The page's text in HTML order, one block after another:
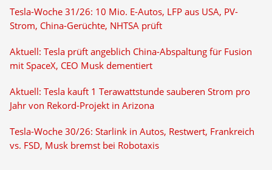
Tesla-Woche 31/26: 10 Mio. E-Autos, LFP aus USA, PV-
Strom, China-Gerüchte, NHTSA prüft
Aktuell: Tesla prüft angeblich China-Abspaltung für Fusion
mit SpaceX, CEO Musk dementiert
Aktuell: Tesla kauft 1 Terawattstunde sauberen Strom pro
Jahr von Rekord-Projekt in Arizona
Tesla-Woche 30/26: Starlink in Autos, Restwert, Frankreich
vs. FSD, Musk bremst bei Robotaxis